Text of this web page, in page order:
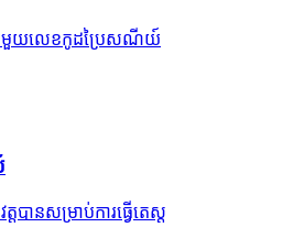
ជាមួយលេខកូដប្រៃសណីយ៍
ានសម្រាប់ការធ្វើតេស្ត